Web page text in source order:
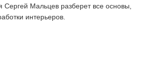
Сергей Мальцев разберет все основы,
интерьеров.